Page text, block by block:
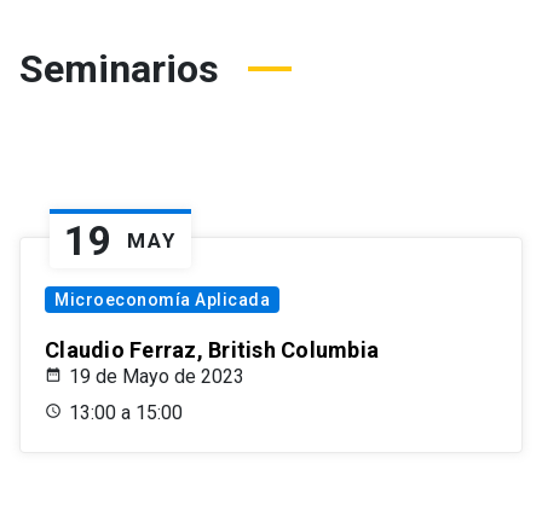
Seminarios
19 MAY
Microeconomía Aplicada
Claudio Ferraz, British Columbia
19 de Mayo de 2023
13:00 a 15:00